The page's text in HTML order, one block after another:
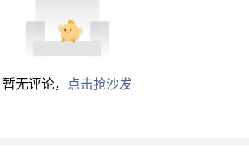
海证券报·中国证券网）
不构成投资建议，投资者应独立决策并自行
暂无评论， 点击抢沙发